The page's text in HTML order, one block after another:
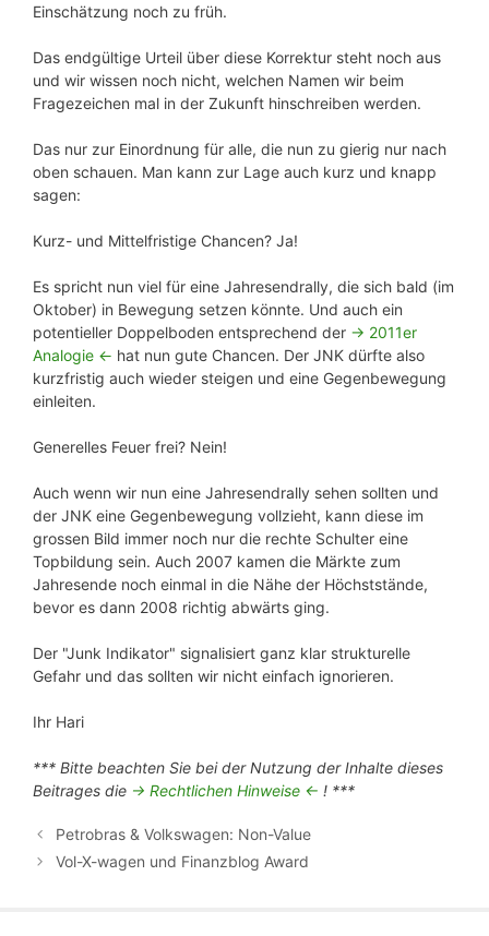
Einschätzung noch zu früh.
Das endgültige Urteil über diese Korrektur steht noch aus
und wir wissen noch nicht, welchen Namen wir beim
Fragezeichen mal in der Zukunft hinschreiben werden.
Das nur zur Einordnung für alle, die nun zu gierig nur nach
oben schauen. Man kann zur Lage auch kurz und knapp
sagen:
Kurz- und Mittelfristige Chancen? Ja!
Es spricht nun viel für eine Jahresendrally, die sich bald (im
Oktober) in Bewegung setzen könnte. Und auch ein
potentieller Doppelboden entsprechend der -> 2011er
Analogie <- hat nun gute Chancen. Der JNK dürfte also
kurzfristig auch wieder steigen und eine Gegenbewegung
einleiten.
Generelles Feuer frei? Nein!
Auch wenn wir nun eine Jahresendrally sehen sollten und
der JNK eine Gegenbewegung vollzieht, kann diese im
grossen Bild immer noch nur die rechte Schulter eine
Topbildung sein. Auch 2007 kamen die Märkte zum
Jahresende noch einmal in die Nähe der Höchststände,
bevor es dann 2008 richtig abwärts ging.
Der "Junk Indikator" signalisiert ganz klar strukturelle
Gefahr und das sollten wir nicht einfach ignorieren.
Ihr Hari
*** Bitte beachten Sie bei der Nutzung der Inhalte dieses
Beitrages die -> Rechtlichen Hinweise <- ! ***
Petrobras & Volkswagen: Non-Value
Vol-X-wagen und Finanzblog Award